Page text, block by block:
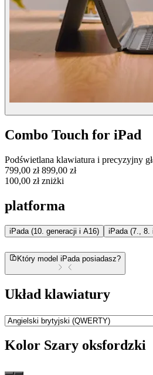
Combo Touch for iPad
Podświetlana klawiatura i precyzyjny
799,00 zł 899,00 zł
100,00 zł zniżki
platforma
iPada (10. generacji i A16) iPada (7., 8.
Który model iPada posiadasz?
Układ klawiatury
Kolor Szary oksfordzki